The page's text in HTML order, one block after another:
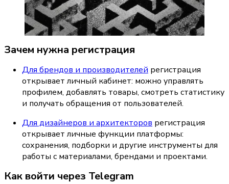
Зачем нужна регистрация
Для брендов и производителей регистрация
открывает личный кабинет: можно управлять
профилем, добавлять товары, смотреть статистику
и получать обращения от пользователей.
Для дизайнеров и архитекторов регистрация
открывает личные функции платформы:
сохранения, подборки и другие инструменты для
работы с материалами, брендами и проектами.
Как войти через Telegram